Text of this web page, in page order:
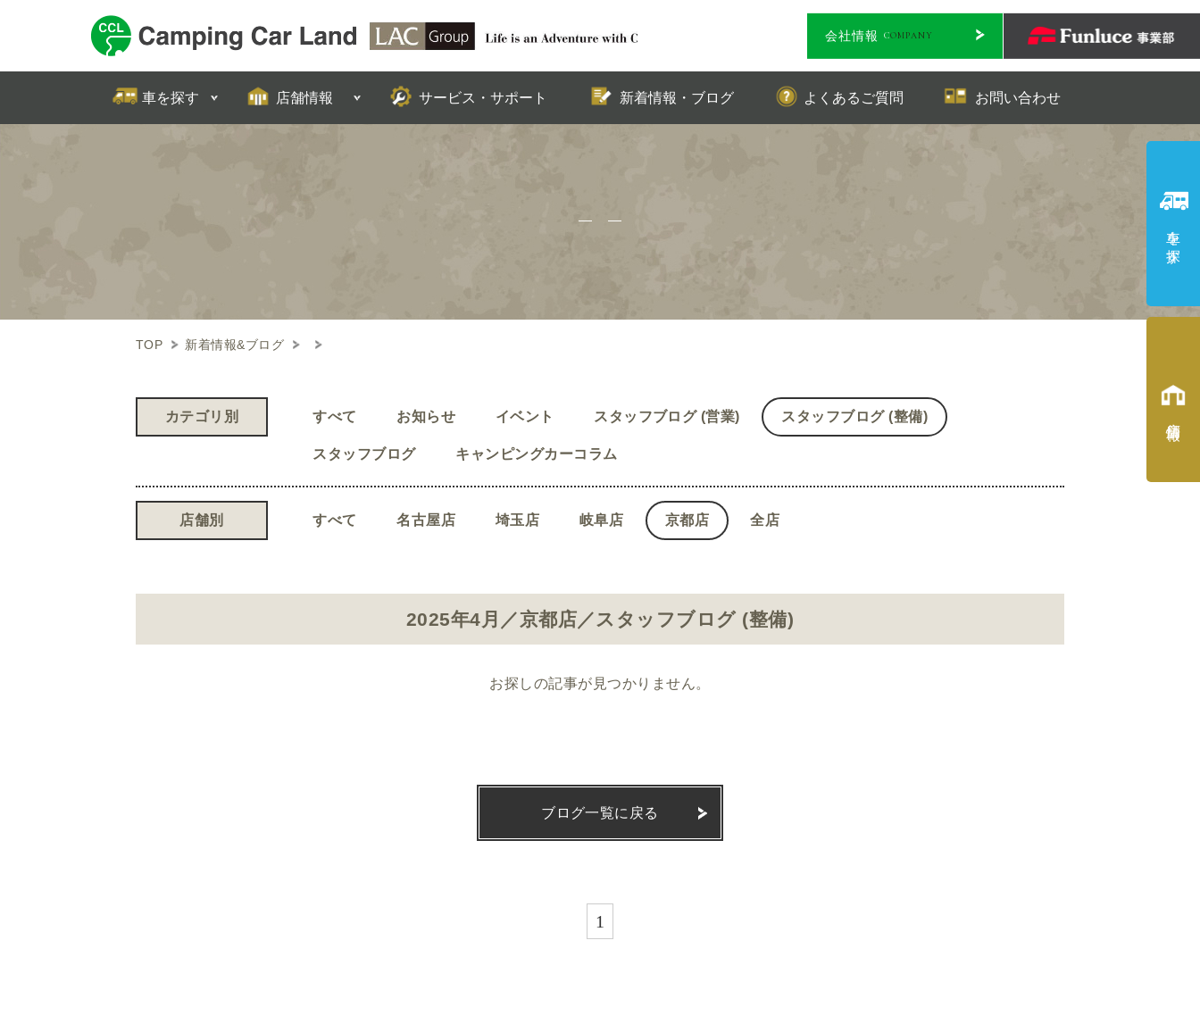
会社情報 COMPANY
FIND CAR
車を探す
SHOP INFO
店舗情報
SUPPORT
サービス・サポート
NEWS & BLOG
新着情報・ブログ
QUESTION
よくあるご質問
CONTACT
お問い合わせ
TOP 新着情報&ブログ
カテゴリ別 すべて お知らせ イベント スタッフブログ (営業) スタッフブログ (整備)
スタッフブログ キャンピングカーコラム
店舗別 すべて 名古屋店 埼玉店 岐阜店 京都店 全店
2025年4月／京都店／スタッフブログ (整備)
お探しの記事が見つかりません。
ブログ一覧に戻る
1
車を探す